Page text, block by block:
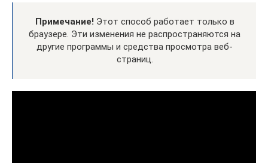
Примечание! Этот способ работает только в
браузере. Эти изменения не распространяются на
другие программы и средства просмотра веб-
страниц.